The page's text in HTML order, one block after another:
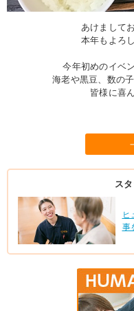
あけまして
本年もよろ
今年初めのイベ
海老や黒豆、数の
皆様に喜
ス
ヒ
事